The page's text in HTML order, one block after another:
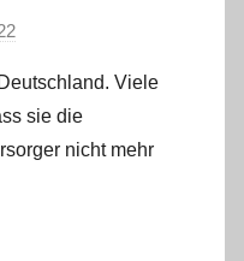
n
a
d
Viele
sie die
nicht mehr